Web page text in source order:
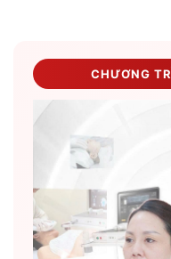
CHƯƠNG